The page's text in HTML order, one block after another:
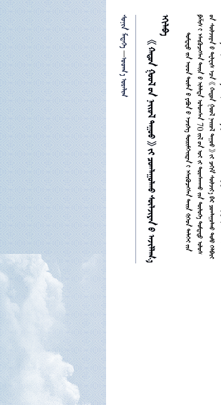
 

  











































































































































































7
0





























































































































































































































































































